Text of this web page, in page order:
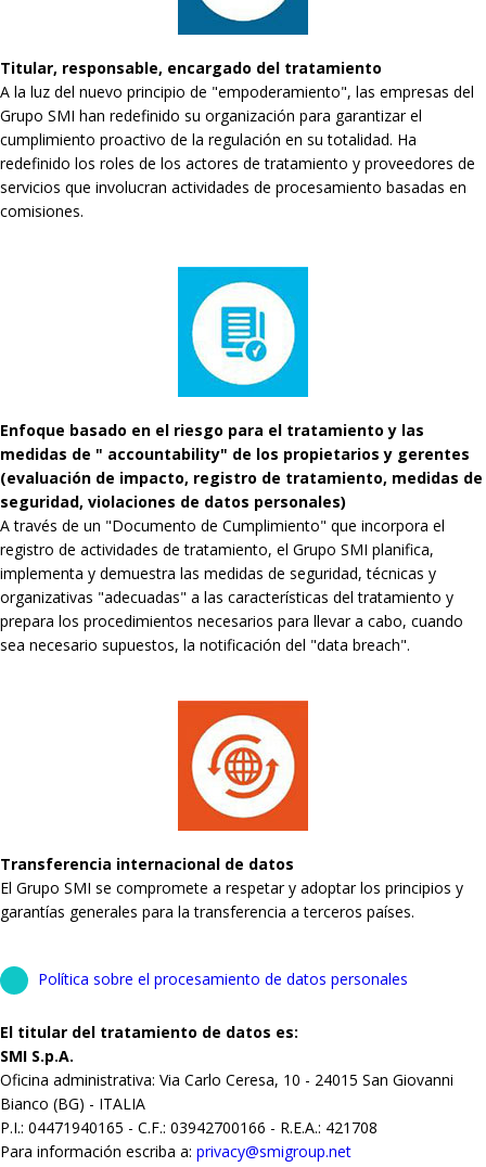
Titular, responsable, encargado del tratamiento
A la luz del nuevo principio de "empoderamiento", las empresas del
Grupo SMI han redefinido su organización para garantizar el
cumplimiento proactivo de la regulación en su totalidad. Ha
redefinido los roles de los actores de tratamiento y proveedores de
servicios que involucran actividades de procesamiento basadas en
comisiones.
Enfoque basado en el riesgo para el tratamiento y las
medidas de " accountability" de los propietarios y gerentes
(evaluación de impacto, registro de tratamiento, medidas de
seguridad, violaciones de datos personales)
A través de un "Documento de Cumplimiento" que incorpora el
registro de actividades de tratamiento, el Grupo SMI planifica,
implementa y demuestra las medidas de seguridad, técnicas y
organizativas "adecuadas" a las características del tratamiento y
prepara los procedimientos necesarios para llevar a cabo, cuando
sea necesario supuestos, la notificación del "data breach".
Transferencia internacional de datos
El Grupo SMI se compromete a respetar y adoptar los principios y
garantías generales para la transferencia a terceros países.
Política sobre el procesamiento de datos personales
El titular del tratamiento de datos es:
SMI S.p.A.
Oficina administrativa: Via Carlo Ceresa, 10 - 24015 San Giovanni
Bianco (BG) - ITALIA
P.I.: 04471940165 - C.F.: 03942700166 - R.E.A.: 421708
Para información escriba a: privacy@smigroup.net